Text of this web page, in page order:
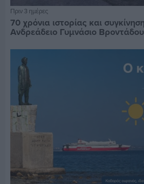
Πριν 3 ημέρες
70 χρόνια ιστορίας και
Ανδρεάδειο Γυμνάσιο Βροντάδου